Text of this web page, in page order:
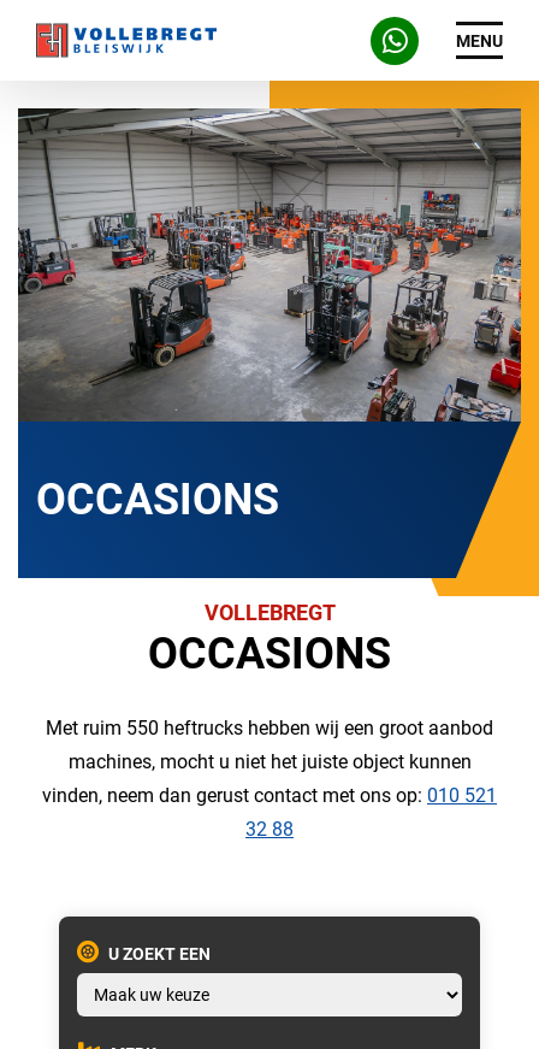
MENU
OCCASIONS
VOLLEBREGT
OCCASIONS
Met ruim 550 heftrucks hebben wij een groot aanbod
machines, mocht u niet het juiste object kunnen
vinden, neem dan gerust contact met ons op: 010 521
32 88
U ZOEKT EEN